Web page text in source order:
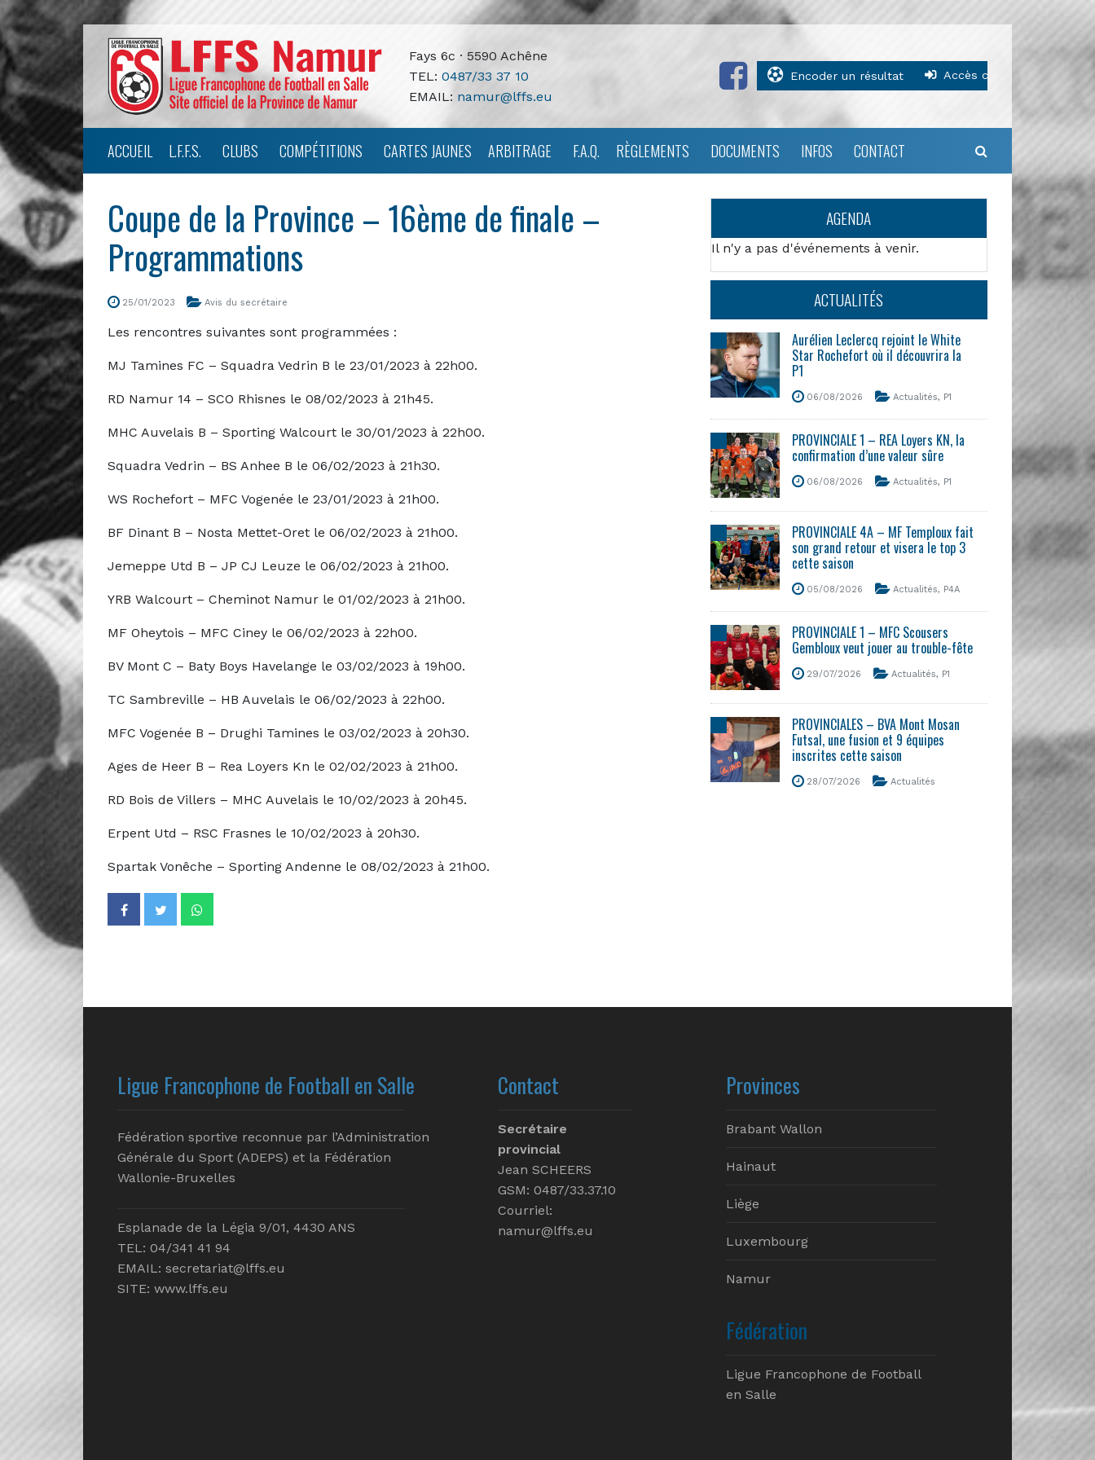
Fays 6c · 5590 Achêne
TEL: 0487/33 37 10
EMAIL: namur@lffs.eu
Encoder un résultat Accès clubs
ACCUEIL L.F.F.S. CLUBS COMPÉTITIONS CARTES JAUNES ARBITRAGE F.A.Q. RÈGLEMENTS DOCUMENTS INFOS CONTACT
Coupe de la Province – 16ème de finale –
Programmations
25/01/2023 Avis du secrétaire
Les rencontres suivantes sont programmées :
MJ Tamines FC – Squadra Vedrin B le 23/01/2023 à 22h00.
RD Namur 14 – SCO Rhisnes le 08/02/2023 à 21h45.
MHC Auvelais B – Sporting Walcourt le 30/01/2023 à 22h00.
Squadra Vedrin – BS Anhee B le 06/02/2023 à 21h30.
WS Rochefort – MFC Vogenée le 23/01/2023 à 21h00.
BF Dinant B – Nosta Mettet-Oret le 06/02/2023 à 21h00.
Jemeppe Utd B – JP CJ Leuze le 06/02/2023 à 21h00.
YRB Walcourt – Cheminot Namur le 01/02/2023 à 21h00.
MF Oheytois – MFC Ciney le 06/02/2023 à 22h00.
BV Mont C – Baty Boys Havelange le 03/02/2023 à 19h00.
TC Sambreville – HB Auvelais le 06/02/2023 à 22h00.
MFC Vogenée B – Drughi Tamines le 03/02/2023 à 20h30.
Ages de Heer B – Rea Loyers Kn le 02/02/2023 à 21h00.
RD Bois de Villers – MHC Auvelais le 10/02/2023 à 20h45.
Erpent Utd – RSC Frasnes le 10/02/2023 à 20h30.
Spartak Vonêche – Sporting Andenne le 08/02/2023 à 21h00.
AGENDA
Il n'y a pas d'événements à venir.
ACTUALITÉS
Aurélien Leclercq rejoint le White
Star Rochefort où il découvrira la
P1
06/08/2026 Actualités, P1
PROVINCIALE 1 – REA Loyers KN, la
confirmation d’une valeur sûre
06/08/2026 Actualités, P1
PROVINCIALE 4A – MF Temploux fait
son grand retour et visera le top 3
cette saison
05/08/2026 Actualités, P4A
PROVINCIALE 1 – MFC Scousers
Gembloux veut jouer au trouble-fête
29/07/2026 Actualités, P1
PROVINCIALES – BVA Mont Mosan
Futsal, une fusion et 9 équipes
inscrites cette saison
28/07/2026 Actualités
Ligue Francophone de Football en Salle
Fédération sportive reconnue par l’Administration
Générale du Sport (ADEPS) et la Fédération
Wallonie-Bruxelles
Esplanade de la Légia 9/01, 4430 ANS
TEL: 04/341 41 94
EMAIL: secretariat@lffs.eu
SITE: www.lffs.eu
Contact
Secrétaire
provincial
Jean SCHEERS
GSM: 0487/33.37.10
Courriel:
namur@lffs.eu
Provinces
Brabant Wallon
Hainaut
Liège
Luxembourg
Namur
Fédération
Ligue Francophone de Football
en Salle